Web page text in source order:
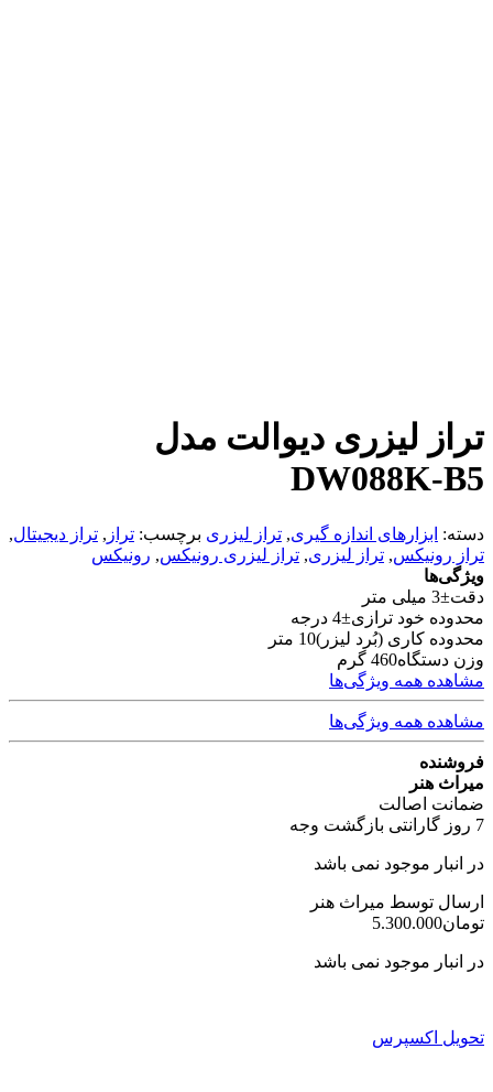
تراز لیزری دیوالت مدل
DW088K-B5
دسته: ابزارهای اندازه گیری, تراز لیزری برچسب: تراز , تراز دیجیتال,
تراز رونیکس, تراز لیزری, تراز لیزری رونیکس, رونیکس
ویژگی‌ها
دقت±3 میلی متر
محدوده خود ترازی±4 درجه
محدوده کاری (بُرد لیزر)10 متر
وزن دستگاه460 گرم
مشاهده همه ویژگی‌ها
مشاهده همه ویژگی‌ها
فروشنده
میراث هنر
ضمانت اصالت
7 روز گارانتی بازگشت وجه
در انبار موجود نمی باشد
ارسال توسط میراث هنر
تومان5.300.000
در انبار موجود نمی باشد
تحویل اکسپرس